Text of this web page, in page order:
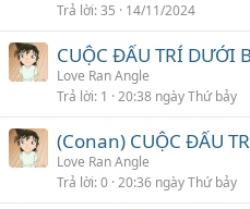
Trả lời 35 14/11/2024
CUỘC ĐẤU TRÍ DƯỚI
Love Ran Angle
Trả lời 1 20:38 ngày Thứ bảy
(Conan) CUỘC ĐẤU
Love Ran Angle
Trả lời 0 20:36 ngày Thứ bảy